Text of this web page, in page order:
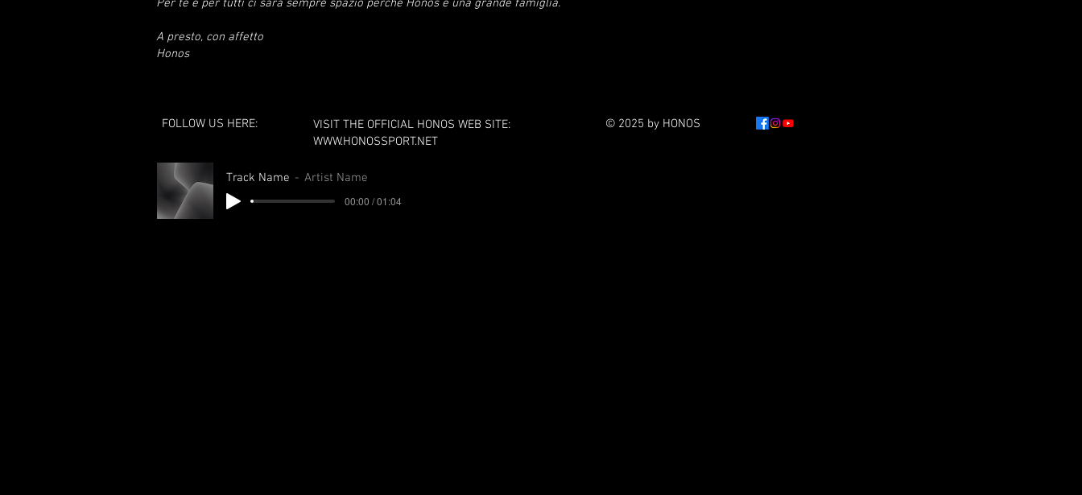
Per te e per tutti ci sarà sempre spazio perché Honos è una grande famiglia.
A presto, con affetto
Honos
FOLLOW US HERE:
VISIT THE OFFICIAL HONOS WEB SITE:
WWW.HONOSSPORT.NET
© 2025 by HONOS
Track Name Artist Name
00:00 / 01:04